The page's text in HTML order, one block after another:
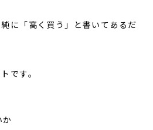
に「高く買う」と書いてあるだ
です。